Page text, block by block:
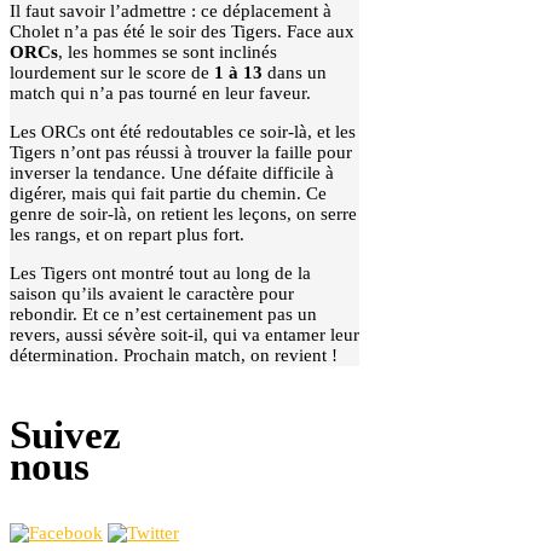
Il faut savoir l’admettre : ce déplacement à
Cholet n’a pas été le soir des Tigers. Face aux
ORCs, les hommes se sont inclinés
lourdement sur le score de 1 à 13 dans un
match qui n’a pas tourné en leur faveur.
Les ORCs ont été redoutables ce soir-là, et les
Tigers n’ont pas réussi à trouver la faille pour
inverser la tendance. Une défaite difficile à
digérer, mais qui fait partie du chemin. Ce
genre de soir-là, on retient les leçons, on serre
les rangs, et on repart plus fort.
Les Tigers ont montré tout au long de la
saison qu’ils avaient le caractère pour
rebondir. Et ce n’est certainement pas un
revers, aussi sévère soit-il, qui va entamer leur
détermination. Prochain match, on revient !
Suivez
nous